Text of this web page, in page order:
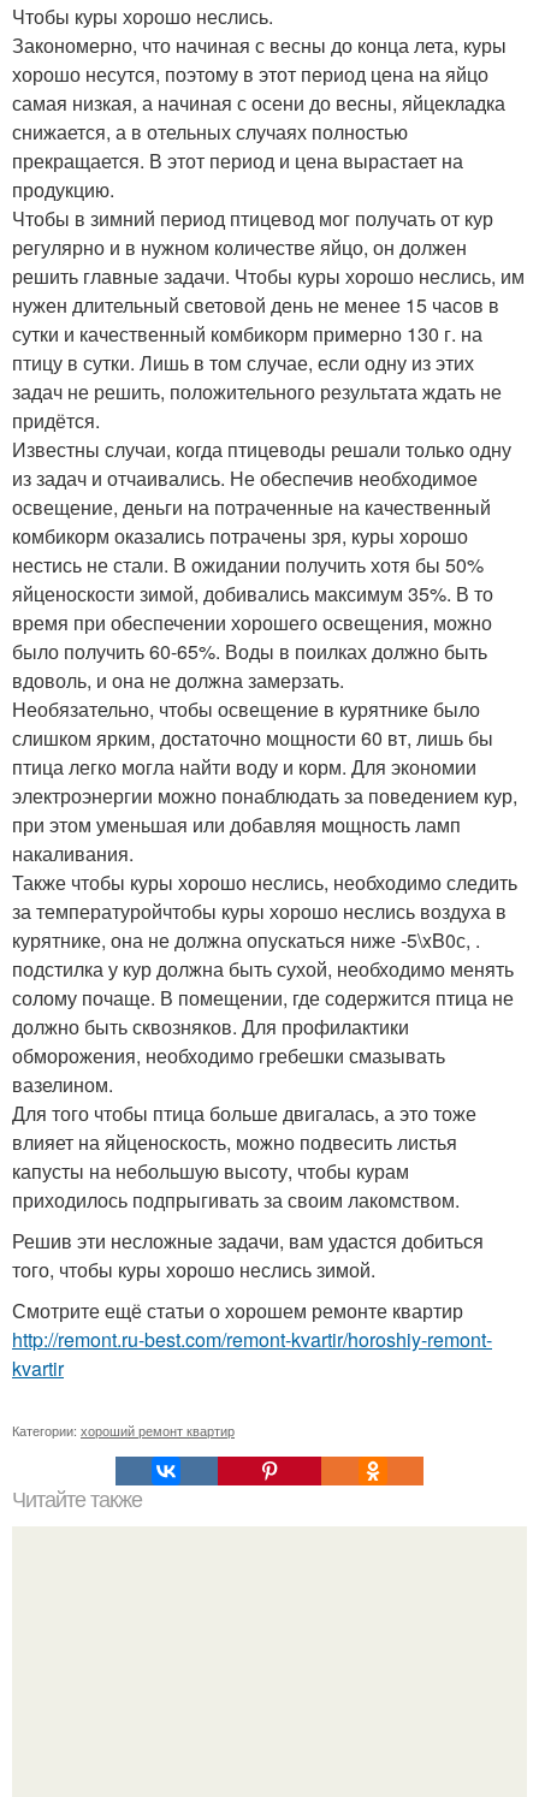
Чтобы куры хорошо неслись.
Закономерно, что начиная с весны до конца лета, куры
хорошо несутся, поэтому в этот период цена на яйцо
самая низкая, а начиная с осени до весны, яйцекладка
снижается, а в отельных случаях полностью
прекращается. В этот период и цена вырастает на
продукцию.
Чтобы в зимний период птицевод мог получать от кур
регулярно и в нужном количестве яйцо, он должен
решить главные задачи. Чтобы куры хорошо неслись, им
нужен длительный световой день не менее 15 часов в
сутки и качественный комбикорм примерно 130 г. на
птицу в сутки. Лишь в том случае, если одну из этих
задач не решить, положительного результата ждать не
придётся.
Известны случаи, когда птицеводы решали только одну
из задач и отчаивались. Не обеспечив необходимое
освещение, деньги на потраченные на качественный
комбикорм оказались потрачены зря, куры хорошо
нестись не стали. В ожидании получить хотя бы 50%
яйценоскости зимой, добивались максимум 35%. В то
время при обеспечении хорошего освещения, можно
было получить 60-65%. Воды в поилках должно быть
вдоволь, и она не должна замерзать.
Необязательно, чтобы освещение в курятнике было
слишком ярким, достаточно мощности 60 вт, лишь бы
птица легко могла найти воду и корм. Для экономии
электроэнергии можно понаблюдать за поведением кур,
при этом уменьшая или добавляя мощность ламп
накаливания.
Также чтобы куры хорошо неслись, необходимо следить
за температуройчтобы куры хорошо неслись воздуха в
курятнике, она не должна опускаться ниже -5\xB0с, .
подстилка у кур должна быть сухой, необходимо менять
солому почаще. В помещении, где содержится птица не
должно быть сквозняков. Для профилактики
обморожения, необходимо гребешки смазывать
вазелином.
Для того чтобы птица больше двигалась, а это тоже
влияет на яйценоскость, можно подвесить листья
капусты на небольшую высоту, чтобы курам
приходилось подпрыгивать за своим лакомством.
Решив эти несложные задачи, вам удастся добиться
того, чтобы куры хорошо неслись зимой.
Смотрите ещё статьи о хорошем ремонте квартир
http://remont.ru-best.com/remont-kvartir/horoshiy-remont-
kvartir
Категории: хороший ремонт квартир
Читайте также